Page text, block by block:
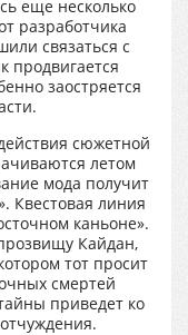
еще несколько
разработчика
связаться с
продвигается
заостряется
сюжетной
летом
мода получит
Квестовая линия
каньоне».
Кайдан,
тот просит
смертей
приведет ко